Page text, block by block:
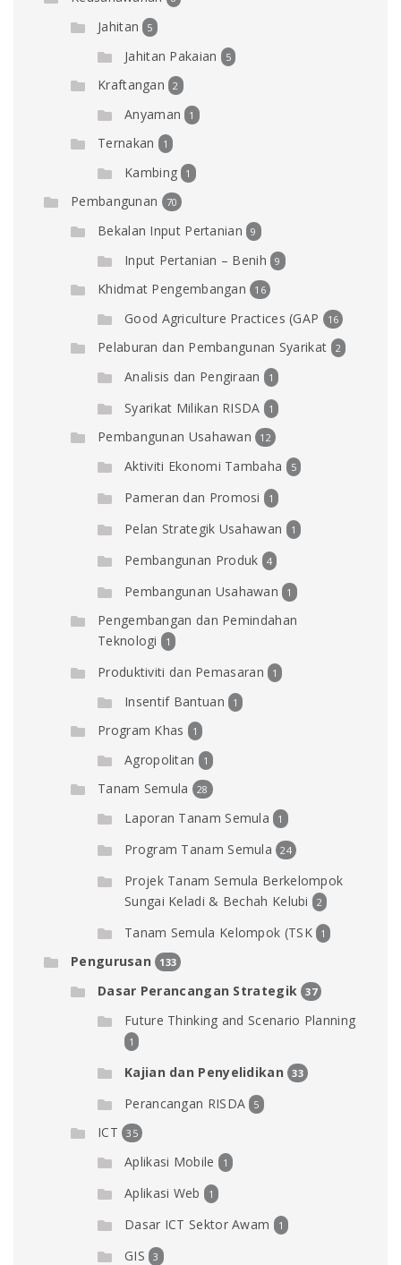
Jahitan 5
Jahitan Pakaian 5
Kraftangan 2
Anyaman 1
Ternakan 1
Kambing 1
Pembangunan 70
Bekalan Input Pertanian 9
Input Pertanian – Benih 9
Khidmat Pengembangan 16
Good Agriculture Practices (GAP 16
Pelaburan dan Pembangunan Syarikat 2
Analisis dan Pengiraan 1
Syarikat Milikan RISDA 1
Pembangunan Usahawan 12
Aktiviti Ekonomi Tambaha 5
Pameran dan Promosi 1
Pelan Strategik Usahawan 1
Pembangunan Produk 4
Pembangunan Usahawan 1
Pengembangan dan Pemindahan
Teknologi
1
Produktiviti dan Pemasaran 1
Insentif Bantuan 1
Program Khas 1
Agropolitan 1
Tanam Semula 28
Laporan Tanam Semula 1
Program Tanam Semula 24
Projek Tanam Semula Berkelompok
Sungai Keladi & Bechah Kelubi
2
Tanam Semula Kelompok (TSK 1
Pengurusan 133
Dasar Perancangan Strategik 37
Future Thinking and Scenario Planning
1
Kajian dan Penyelidikan 33
Perancangan RISDA 5
ICT 35
Aplikasi Mobile 1
Aplikasi Web 1
Dasar ICT Sektor Awam 1
GIS 3